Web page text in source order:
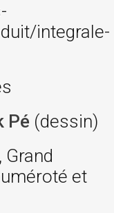
integrale-
Pé (dessin)
Grand
et